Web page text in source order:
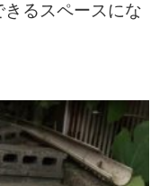
るスペースにな